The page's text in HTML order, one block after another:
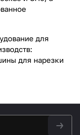
для
для нарезки